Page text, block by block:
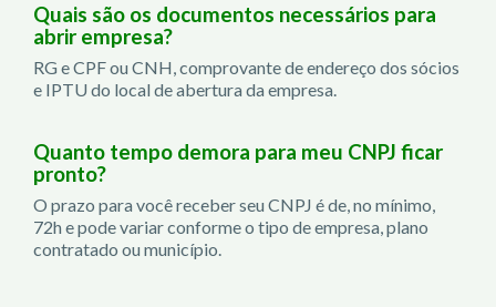
Quais são os documentos necessários para
abrir empresa?
RG e CPF ou CNH, comprovante de endereço dos sócios
e IPTU do local de abertura da empresa.
Quanto tempo demora para meu CNPJ ficar
pronto?
O prazo para você receber seu CNPJ é de, no mínimo,
72h e pode variar conforme o tipo de empresa, plano
contratado ou município.